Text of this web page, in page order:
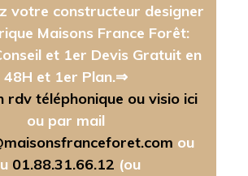
votre constructeur designer
Maisons France Forêt:
et 1er Devis Gratuit en
48H et 1er Plan.⇒
rdv téléphonique ou visio ici
ou par mail
ou
01.88.31.66.12 (ou